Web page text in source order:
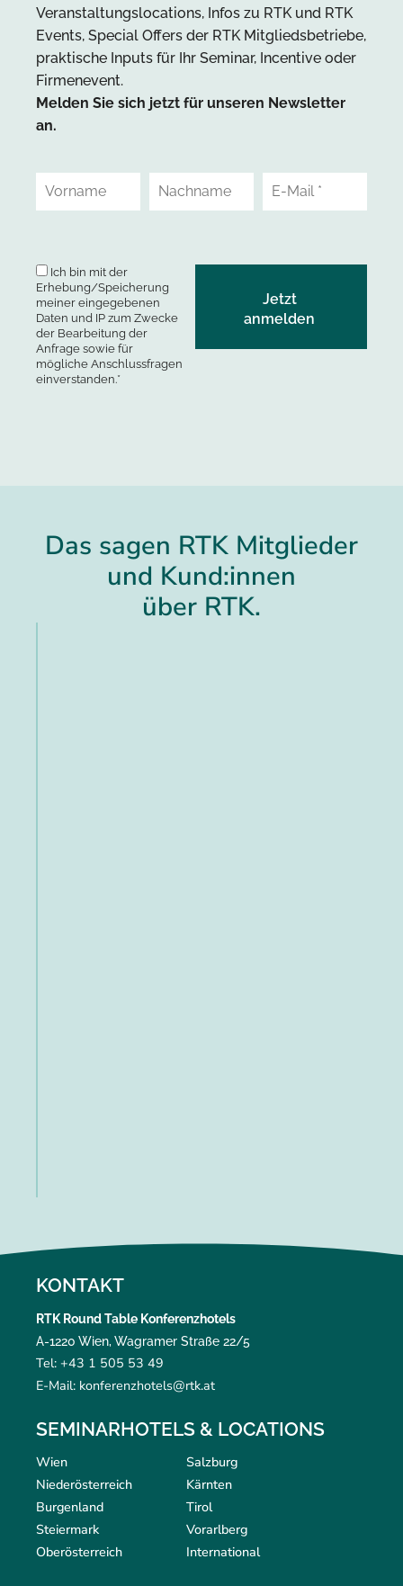
Veranstaltungslocations, Infos zu RTK und RTK
Events, Special Offers der RTK Mitgliedsbetriebe,
praktische Inputs für Ihr Seminar, Incentive oder
Firmenevent.
Melden Sie sich jetzt für unseren Newsletter
an.
Ich bin mit der
Erhebung/Speicherung
meiner eingegebenen
Daten und IP zum Zwecke
der Bearbeitung der
Anfrage sowie für
mögliche Anschlussfragen
einverstanden.*
Das sagen RTK Mitglieder
und Kund:innen
über RTK.
KONTAKT
RTK Round Table Konferenzhotels
A-1220 Wien, Wagramer Straße 22/5
Tel: +43 1 505 53 49
E-Mail: konferenzhotels@rtk.at
SEMINARHOTELS & LOCATIONS
Wien
Niederösterreich
Burgenland
Steiermark
Oberösterreich
Salzburg
Kärnten
Tirol
Vorarlberg
International